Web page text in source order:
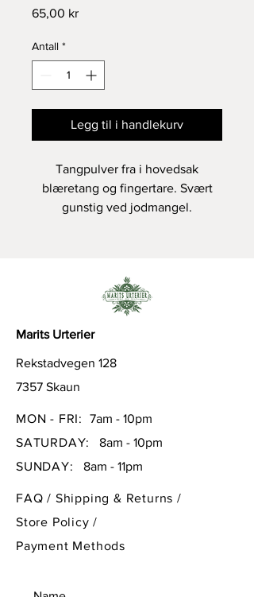
65,00 krPris
Antall *
Legg til i handlekurv
Tangpulver fra i hovedsak
blæretang og fingertare. Svært
gunstig ved jodmangel.
essensielle fettsyrer. Hjelper
kroppen å kvitte seg med
Marits Urterier
Rekstadvegen 128
7357 Skaun
MON - FRI:
7am - 10pm
SATURDAY:
8am - 10pm
SUNDAY: 8am - 11pm
FAQ / Shipping & Returns /
Store Policy/
Payment Methods